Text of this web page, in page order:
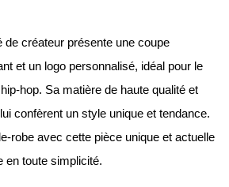
de créateur présente une coupe
et un logo personnalisé, idéal pour le
hop. Sa matière de haute qualité et
confèrent un style unique et tendance.
robe avec cette pièce unique et actuelle
en toute simplicité.